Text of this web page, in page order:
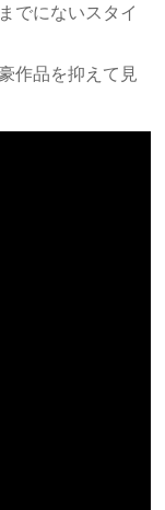
でにないスタイ
作品を抑えて見